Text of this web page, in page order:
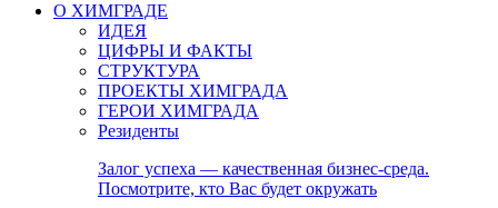
О ХИМГРАДЕ
ИДЕЯ
ЦИФРЫ И ФАКТЫ
СТРУКТУРА
ПРОЕКТЫ ХИМГРАДА
ГЕРОИ ХИМГРАДА
Резиденты
Залог успеха — качественная бизнес-среда.
Посмотрите, кто Вас будет окружать